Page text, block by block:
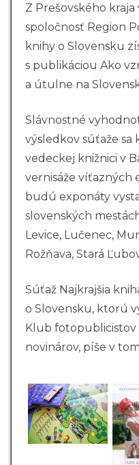
Z Prešovského
spoločnosť Region
knihy o Slovensku
s publikáciou Ako
a útulne na
Slávnostné
výsledkov súťaže sa
vedeckej knižnici v
vernisáže víťazných
budú exponáty
slovenských
Levice, Lučenec,
Rožňava, Stará
Súťaž Najkrajšia
o Slovensku, ktorú
Klub fotopublicistov
novinárov, píše v